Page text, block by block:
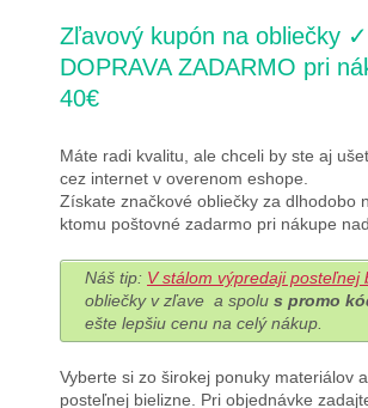
Zľavový kupón na obliečky
DOPRAVA ZADARMO pri
40€
Máte radi kvalitu, ale chceli by ste aj
cez internet v overenom eshope.
Získate značkové obliečky za dlhodobo
ktomu poštovné zadarmo pri nákupe
Náš tip: V stálom výpredaji posteľnej
obliečky v zľave a spolu s promo
ešte lepšiu cenu na celý nákup.
Vyberte si zo širokej ponuky materiálov
posteľnej bielizne. Pri objednávke